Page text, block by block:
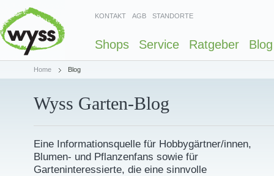
KONTAKT AGB STANDORTE
Shops Service Ratgeber Blog
Home Blog
Wyss Garten-Blog
Eine Informationsquelle für Hobbygärtner/innen,
Blumen- und Pflanzenfans sowie für
Garteninteressierte, die eine sinnvolle